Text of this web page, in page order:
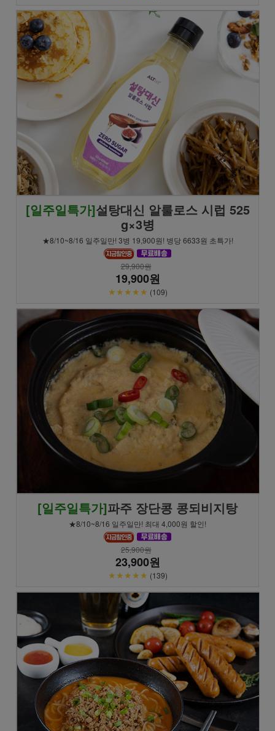
[일주일특가]설탕대신 알룰로스 시럽 525
g×3병
★8/10~8/16 일주일만! 3병 19,900원! 병당 6633원 초특가!
29,900원
19,900원
★★★★★ (109)
[일주일특가]파주 장단콩 콩되비지탕
★8/10~8/16 일주일만! 최대 4,000원 할인!
25,900원
23,900원
★★★★★ (139)